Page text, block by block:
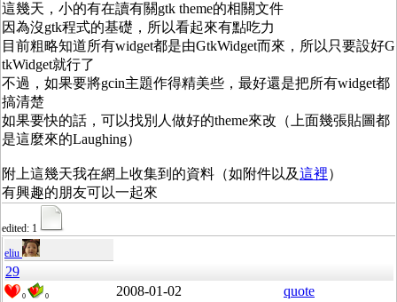
這幾天，小的有在讀有關gtk theme的相關文件
因為沒gtk程式的基礎，所以看起來有點吃力
目前粗略知道所有widget都是由GtkWidget而來，所以只要設好G
tkWidget就行了
不過，如果要將gcin主題作得精美些，最好還是把所有widget都
搞清楚
如果要快的話，可以找別人做好的theme來改（上面幾張貼圖都
是這麼來的Laughing）
附上這幾天我在網上收集到的資料（如附件以及這裡）
有興趣的朋友可以一起來
edited: 1
eliu
29
0 0 2008-01-02 quote